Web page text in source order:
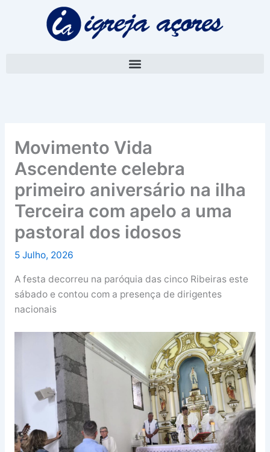
Movimento Vida
Ascendente celebra
primeiro aniversário na ilha
Terceira com apelo a uma
pastoral dos idosos
5 Julho, 2026
A festa decorreu na paróquia das cinco Ribeiras este
sábado e contou com a presença de dirigentes
nacionais